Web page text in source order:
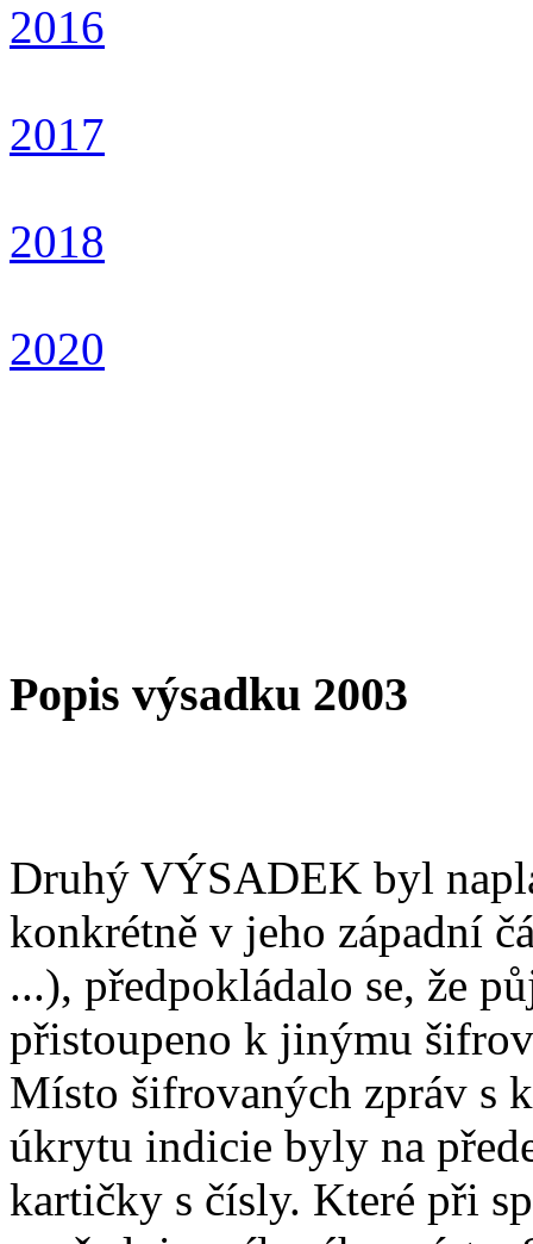
2016
2017
2018
2020
Popis výsadku 2003
Druhý VÝSADEK byl
konkrétně v jeho západní
...), předpokládalo se, že
přistoupeno k jinýmu
Místo šifrovaných zpráv s
úkrytu indicie byly na
kartičky s čísly. Které při